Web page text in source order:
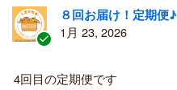
証
８回お届け！定期便♪
1月 23, 2026
4回目の定期便です